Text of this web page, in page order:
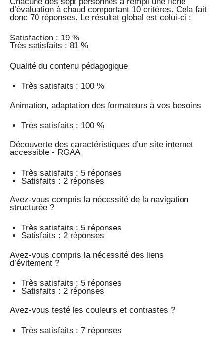
d’évaluation à chaud comportant 10 critères. Cela fait
donc 70 réponses. Le résultat global est celui-ci :
Satisfaction : 19 %
Très satisfaits : 81 %
Qualité du contenu pédagogique
Très satisfaits : 100 %
Animation, adaptation des formateurs à vos besoins
Très satisfaits : 100 %
Découverte des caractéristiques d’un site internet
accessible - RGAA
Très satisfaits : 5 réponses
Satisfaits : 2 réponses
Avez-vous compris la nécessité de la navigation
structurée ?
Très satisfaits : 5 réponses
Satisfaits : 2 réponses
Avez-vous compris la nécessité des liens
d’évitement ?
Très satisfaits : 5 réponses
Satisfaits : 2 réponses
Avez-vous testé les couleurs et contrastes ?
Très satisfaits : 7 réponses